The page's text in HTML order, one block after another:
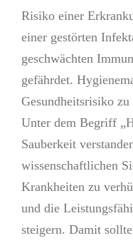
Risiko einer
einer gestörten
geschwächten
gefährdet.
Gesundheitsrisiko
Unter dem Begriff
Sauberkeit
wissenschaftlichen
Krankheiten zu
und die
steigern. Damit